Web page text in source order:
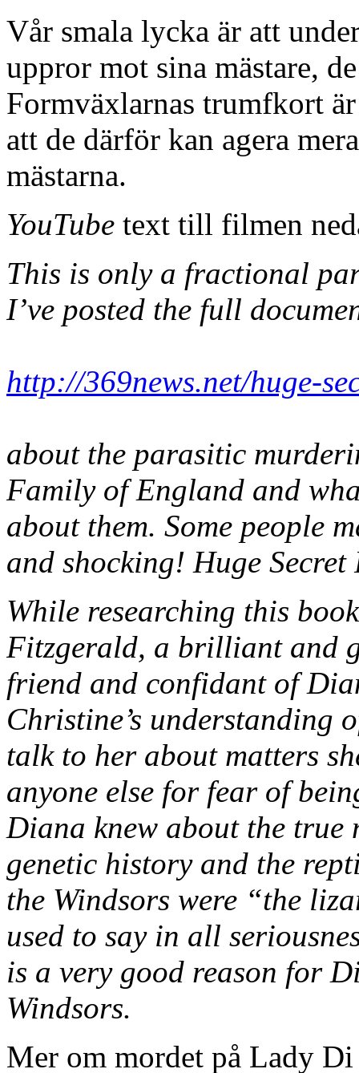
Vår smala lycka är att
uppror mot sina mästare,
Formväxlarnas trumfkort
att de därför kan agera
mästarna.
YouTube text till filmen
This is only a fractional
I’ve posted the full
http://369news.net/huge-
about the parasitic
Family of England and
about them. Some people
and shocking! Huge
While researching this
Fitzgerald, a brilliant and
friend and confidant of
Christine’s understanding
talk to her about matters
anyone else for fear of
Diana knew about the true
genetic history and the
the Windsors were “the
used to say in all
is a very good reason for
Windsors.
Mer om mordet på Lady